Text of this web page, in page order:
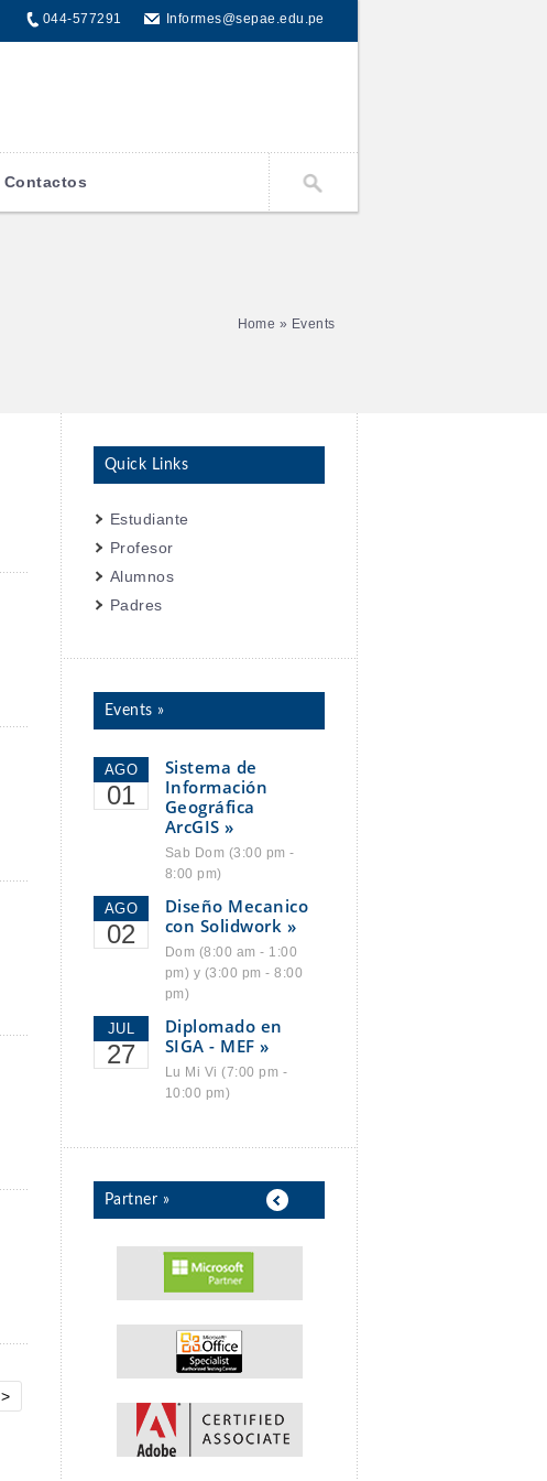
044-577291 Informes@sepae.edu.pe
Contactos
Home » Events
>
Quick Links
Estudiante
Profesor
Alumnos
Padres
Events »
AGO
01
Sistema de
Información
Geográfica
ArcGIS »
Sab Dom (3:00 pm -
8:00 pm)
AGO
02
Diseño Mecanico
con Solidwork »
Dom (8:00 am - 1:00
pm) y (3:00 pm - 8:00
pm)
JUL
27
Diplomado en
SIGA - MEF »
Lu Mi Vi (7:00 pm -
10:00 pm)
Partner »